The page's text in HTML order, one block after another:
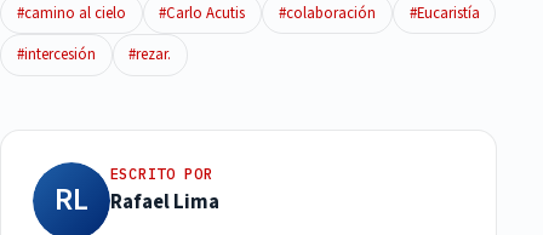
#camino al cielo #Carlo Acutis #colaboración
#Eucaristía
#intercesión
#rezar.
RL
ESCRITO POR
Rafael Lima